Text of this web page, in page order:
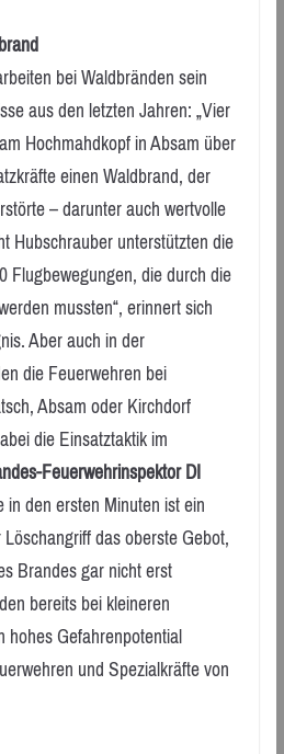
bei Waldbränden sein
aus den letzten Jahren: „Vier
Hochmahdkopf in Absam über
einen Waldbrand, der
– darunter auch wertvolle
Hubschrauber unterstützten die
Flugbewegungen, die durch die
mussten“, erinnert sich
Aber auch in der
die Feuerwehren bei
Absam oder Kirchdorf
die Einsatztaktik im
Feuerwehrinspektor DI
in den ersten Minuten ist ein
das oberste Gebot,
Brandes gar nicht erst
bereits bei kleineren
Gefahrenpotential
und Spezialkräfte von